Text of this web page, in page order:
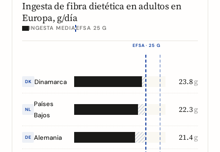
Ingesta de fibra dietética en adultos en
Europa, g/día
INGESTA MEDIAEFSA 25 G
EFSA · 25 G
DK Dinamarca 23.8g
NL
Países
Bajos
22.3g
DE Alemania 21.4g